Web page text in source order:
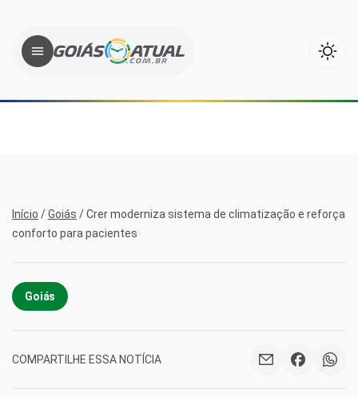
Início /Goiás /Crer moderniza sistema de climatização e reforça
conforto para pacientes
Goiás
COMPARTILHE ESSA NOTÍCIA